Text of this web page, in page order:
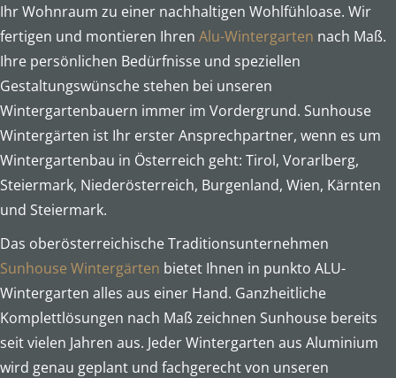
Ihr Wohnraum zu einer nachhaltigen Wohlfühloase. Wir
fertigen und montieren Ihren Alu-Wintergarten nach Maß.
Ihre persönlichen Bedürfnisse und speziellen
Gestaltungswünsche stehen bei unseren
Wintergartenbauern immer im Vordergrund. Sunhouse
Wintergärten ist Ihr erster Ansprechpartner, wenn es um
Wintergartenbau in Österreich geht: Tirol, Vorarlberg,
Steiermark, Niederösterreich, Burgenland, Wien, Kärnten
und Steiermark.
Das oberösterreichische Traditionsunternehmen
Sunhouse Wintergärten bietet Ihnen in punkto ALU-
Wintergarten alles aus einer Hand. Ganzheitliche
Komplettlösungen nach Maß zeichnen Sunhouse bereits
seit vielen Jahren aus. Jeder Wintergarten aus Aluminium
wird genau geplant und fachgerecht von unseren